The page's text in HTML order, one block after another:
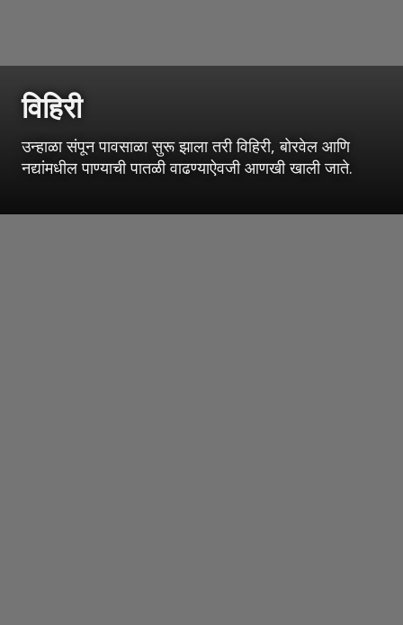
विहिरी
उन्हाळा संपून पावसाळा सुरू झाला तरी विहिरी, बोरवेल आणि
नद्यांमधील पाण्याची पातळी वाढण्याऐवजी आणखी खाली जाते.